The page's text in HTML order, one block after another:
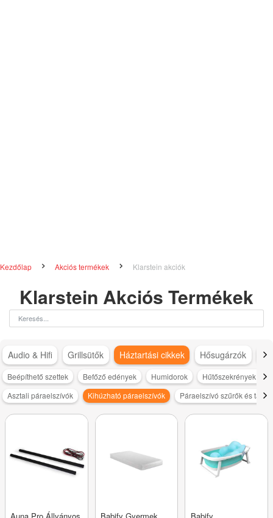
Kezdőlap Akciós termékek Klarstein akciók
Klarstein Akciós Termékek
Audio & Hifi Grillsütők Háztartási cikkek Hősugárzók
Beépíthető szettek Befőző edények Humidorok
Hűtőszekrények és
Asztali páraelszívók
Kihúzható páraelszívók Páraelszívó szűrők és